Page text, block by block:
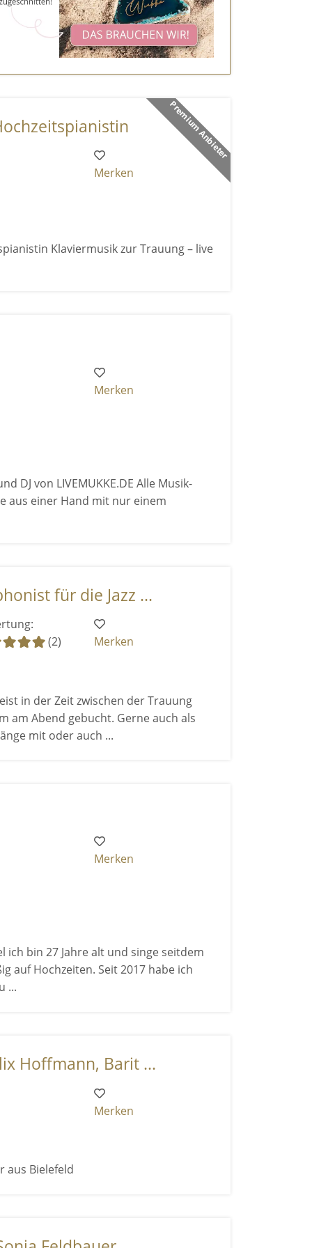
Premium Anbieter
Merken
Klaviermusik zur Trauung – live
Merken
DJ von LIVEMUKKE.DE Alle Musik-
aus einer Hand mit nur einem
für die Jazz ...
(2)
Merken
in der Zeit zwischen der Trauung
am Abend gebucht. Gerne auch als
mit oder auch ...
Merken
ich bin 27 Jahre alt und singe seitdem
auf Hochzeiten. Seit 2017 habe ich
...
Hoffmann, Barit ...
Merken
aus Bielefeld